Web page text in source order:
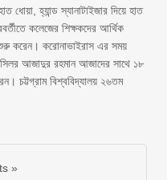
ধোয়া, হ্যান্ড স্যানাটাইজার দিয়ে হাত
কলেজের শিক্ষকদের আর্থিক
করেন। করোনাভাইরাস এর সময়
আজাদুর রহমান আজাদের সাথে ১৮
চট্টগ্রাম বিশ্ববিদ্যালয় ২৬তম
»